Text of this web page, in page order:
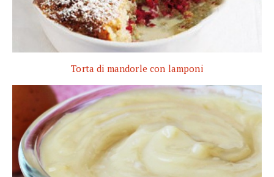
Torta di mandorle con lamponi